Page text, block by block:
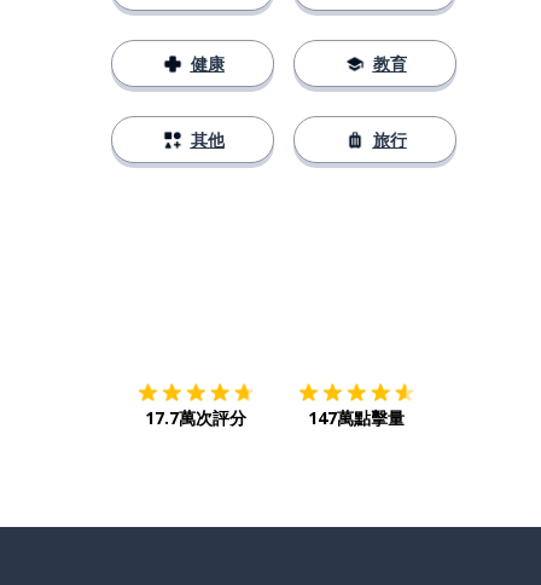
健康
其他
教育
旅行
17.7萬次評分 147萬點擊量